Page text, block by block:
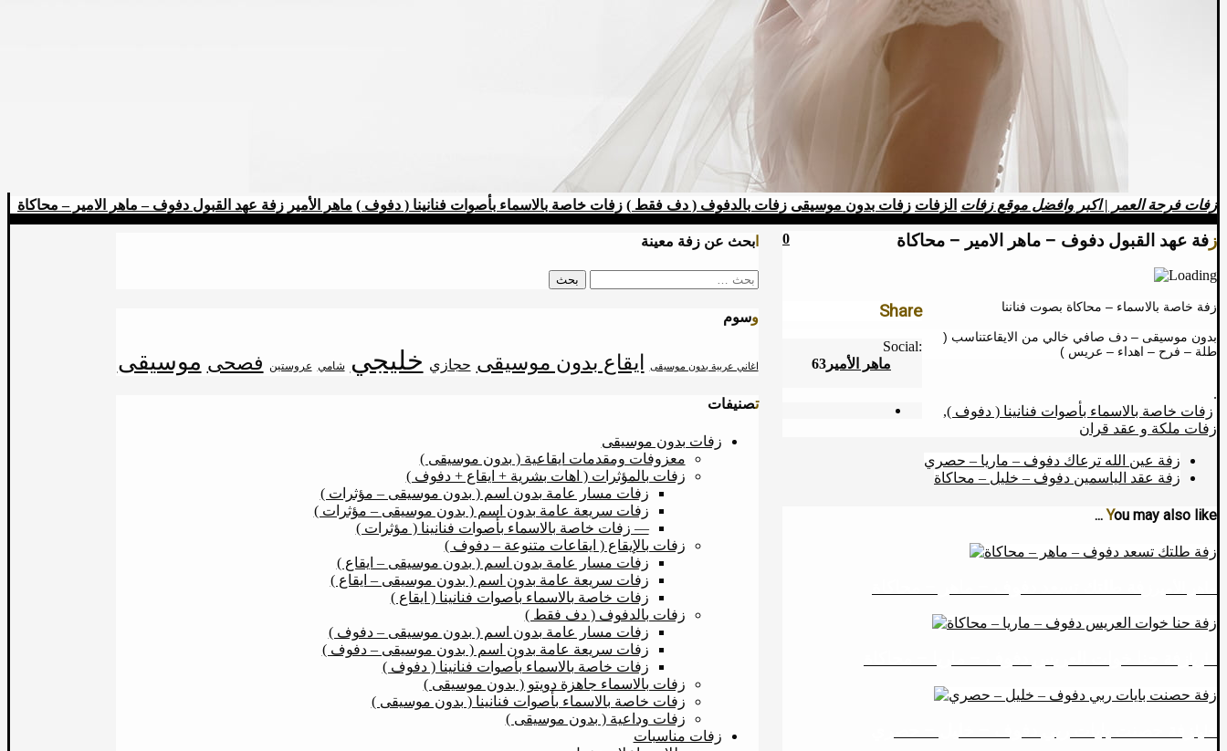
زفات فرحة العمر | اكبر وافضل موقع زفات الزفات زفات بدون موسيقى زفات بالدفوف ( دف فقط ) زفات خاصة بالاسماء بأصوات فنانينا ( دفوف ) ماهر الأمير زفة عهد القبول دفوف – ماهر الامير – محاكاة
0 زفة عهد القبول دفوف – ماهر الامير – محاكاة
Share
Social:
ماهر الأمير 63
زفة خاصة بالاسماء – محاكاة بصوت فناننا
بدون موسيقى – دف صافي خالي من الايقاعتناسب (
طلة – فرح – اهداء – عريس )
.
زفات خاصة بالاسماء بأصوات فنانينا ( دفوف ),
زفات ملكة و عقد قران
زفة عين الله ترعاك دفوف – ماريا – حصري
زفة عقد الياسمين دفوف – خليل – محاكاة
You may also like ...
ابحث عن زفة معينة
البحث
وسوم
اغاني عربية بدون موسيقى ايقاع بدون موسيقى حجازي خليجي شامي عروستين فصحى موسيقى
تصنيفات
زفات بدون موسيقى
معزوفات ومقدمات ايقاعية ( بدون موسيقى )
زفات بالمؤثرات ( اهات بشرية + ايقاع + دفوف )
زفات مسار عامة بدون اسم ( بدون موسيقى – مؤثرات )
زفات سريعة عامة بدون اسم ( بدون موسيقى – مؤثرات )
— زفات خاصة بالاسماء بأصوات فنانينا ( مؤثرات )
زفات بالإيقاع ( ايقاعات متنوعة – دفوف )
زفات مسار عامة بدون اسم ( بدون موسيقى – ايقاع )
زفات سريعة عامة بدون اسم ( بدون موسيقى – ايقاع )
زفات خاصة بالاسماء بأصوات فنانينا ( ايقاع )
زفات بالدفوف ( دف فقط )
زفات مسار عامة بدون اسم ( بدون موسيقى – دفوف )
زفات سريعة عامة بدون اسم ( بدون موسيقى – دفوف )
زفات خاصة بالاسماء بأصوات فنانينا ( دفوف )
زفات بالاسماء جاهزة دويتو ( بدون موسيقى )
زفات خاصة بالاسماء بأصوات فنانينا ( بدون موسيقى )
زفات وداعية ( بدون موسيقى )
زفات مناسبات